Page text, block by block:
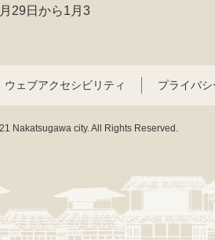
月29日から1月3
ウェブアクセシビリティ プライバ
Nakatsugawa city. All Rights Reserved.